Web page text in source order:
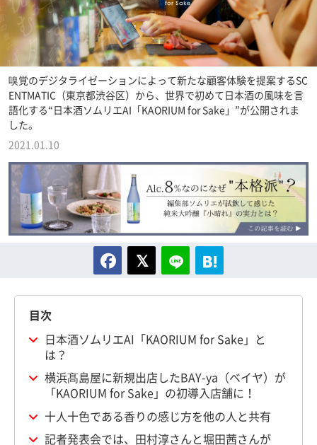
嗅覚のデジタライゼーションによって新たな顧客体験を提案するSC
ENTMATIC（東京都渋谷区）から、世界で初めて日本酒の風味を言
語化する“日本酒ソムリエAI「KAORIUM for Sake」”が公開されま
した。
2021.01.10
目次
日本酒ソムリエAI「KAORIUM for Sake」と
は？
横浜髙島屋に新規出店したBAY-ya（ベイヤ）が
「KAORIUM for Sake」の初導入店舗に！
十人十色である香りの感じ方を他の人と共有
記者発表会では、田村淳さんと堀田茜さんが